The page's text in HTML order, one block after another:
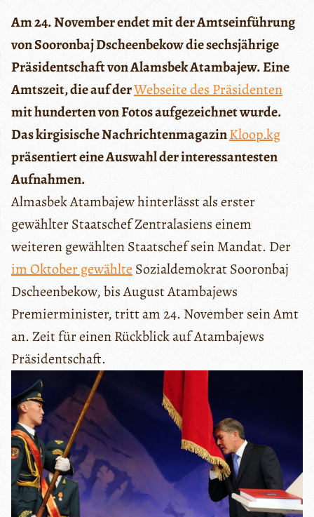
Am 24. November endet mit der Amtseinführung
von Sooronbaj Dscheenbekow die sechsjährige
Präsidentschaft von Alamsbek Atambajew. Eine
Amtszeit, die auf derWebseite des Präsidenten
mit hunderten von Fotos aufgezeichnet wurde.
Das kirgisische NachrichtenmagazinKloop.kg
präsentiert eine Auswahl der interessantesten
Aufnahmen.
Almasbek Atambajew hinterlässt als erster
gewählter Staatschef Zentralasiens einem
weiteren gewählten Staatschef sein Mandat. Der
im Oktober gewählteSozialdemokrat Sooronbaj
Dscheenbekow, bis August Atambajews
Premierminister, tritt am 24. November sein Amt
an. Zeit für einen Rückblick auf Atambajews
Präsidentschaft.